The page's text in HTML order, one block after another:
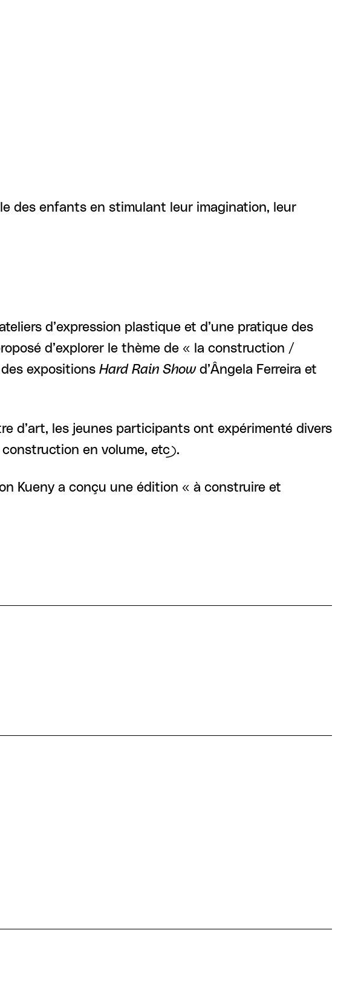
des enfants en stimulant leur imagination, leur
d’expression plastique et d’une pratique des
d’explorer le thème de « la construction /
expositions Hard Rain Showd’Ângela Ferreira et
d’art, les jeunes participants ont expérimenté divers
en volume, etc).
Kueny a conçu une édition « à construire et